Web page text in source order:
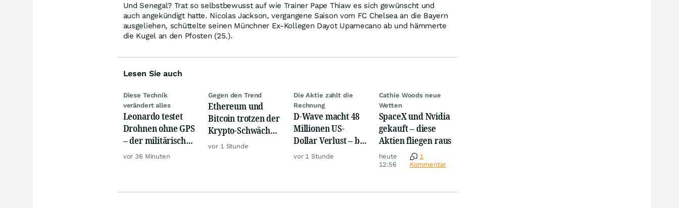
Und Senegal? Trat so selbstbewusst auf wie Trainer Pape Thiaw es sich gewünscht und
auch angekündigt hatte. Nicolas Jackson, vergangene Saison vom FC Chelsea an die Bayern
ausgeliehen, schüttelte seinen Münchner Ex-Kollegen Dayot Upamecano ab und hämmerte
die Kugel an den Pfosten (25.).
Lesen Sie auch
Diese Technik
verändert alles
Leonardo testet
Drohnen ohne GPS
– der militärische
Nutzen ist enorm
vor 36 Minuten
Gegen den Trend
Ethereum und
Bitcoin trotzen der
Krypto-Schwäche
dank ETF-
vor 1 Stunde
Die Aktie zahlt die
Rechnung
D-Wave macht 48
Millionen US-
Dollar Verlust – bei
nur 3,1 Millionen
vor 1 Stunde
Cathie Woods neue
Wetten
SpaceX und Nvidia
gekauft – diese
Aktien fliegen raus
heute
12:56
1
Kommentar